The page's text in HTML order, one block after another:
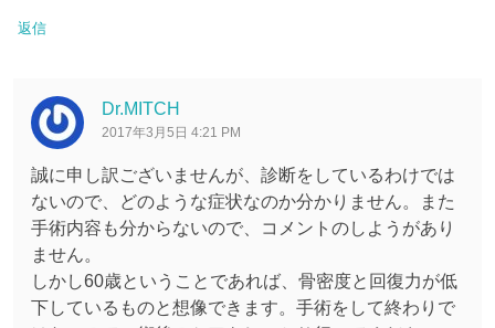
返信
Dr.MITCH
2017年3月5日 4:21 PM
誠に申し訳ございませんが、診断をしているわけでは
ないので、どのような症状なのか分かりません。また
手術内容も分からないので、コメントのしようがあり
ません。
しかし60歳ということであれば、骨密度と回復力が低
下しているものと想像できます。手術をして終わりで